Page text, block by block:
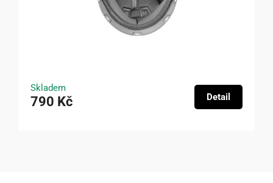
Skladem
790 Kč Detail